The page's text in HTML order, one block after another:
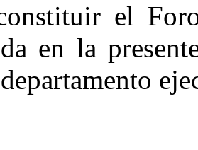
el
en la